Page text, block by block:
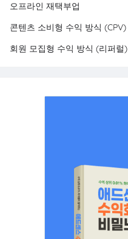
오프라인 재택부업
콘텐츠 소비형 수익 방식 (CPV)
회원 모집형 수익 방식 (리퍼럴)